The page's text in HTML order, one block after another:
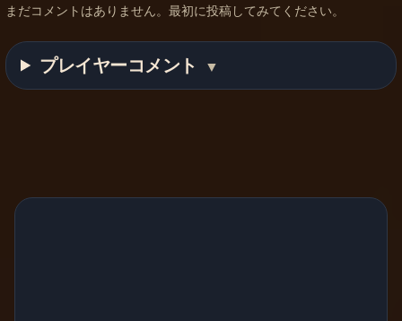
まだコメントはありません。最初に投稿してみてください。
プレイヤーコメント ▼